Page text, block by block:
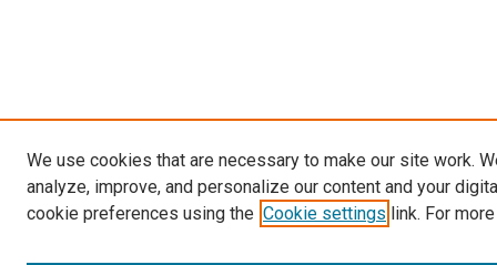
We use cookies that are necessary to make our site work.
analyze, improve, and personalize our content and your
cookie preferences using the Cookie settings link. For